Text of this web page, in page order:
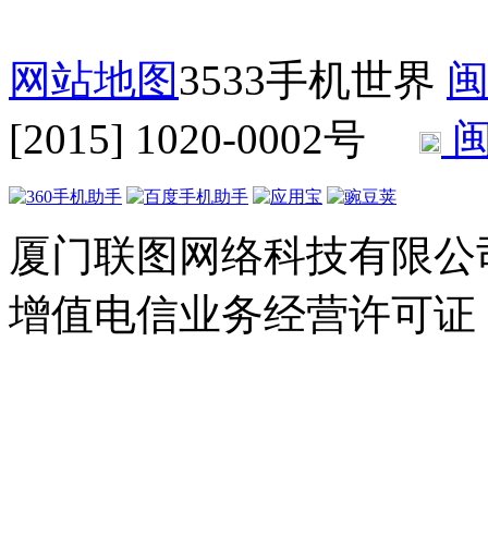
网站地图3533手机世界
[2015] 1020-0002号
厦门联图网络科技有限公
增值电信业务经营许可证